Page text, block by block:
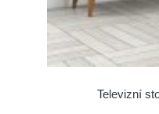
Televizní